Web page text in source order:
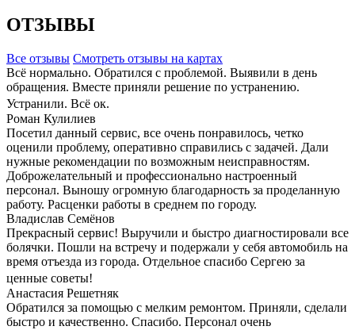
ОТЗЫВЫ
Все отзывы Cмотреть отзывы на картах
Всё нормально. Обратился с проблемой. Выявили в день
обращения. Вместе приняли решение по устранению.
Устранили. Всё ок.
Роман Кулилиев
Посетил данный сервис, все очень понравилось, четко
оценили проблему, оперативно справились с задачей. Дали
нужные рекомендации по возможным неисправностям.
Доброжелательный и профессионально настроенный
персонал. Выношу огромную благодарность за проделанную
работу. Расценки работы в среднем по городу.
Владислав Семёнов
Прекрасный сервис! Выручили и быстро диагностировали все
болячки. Пошли на встречу и подержали у себя автомобиль на
время отъезда из города. Отдельное спасибо Сергею за
ценные советы!
Анастасия Решетняк
Обратился за помощью с мелким ремонтом. Приняли, сделали
быстро и качественно. Спасибо. Персонал очень